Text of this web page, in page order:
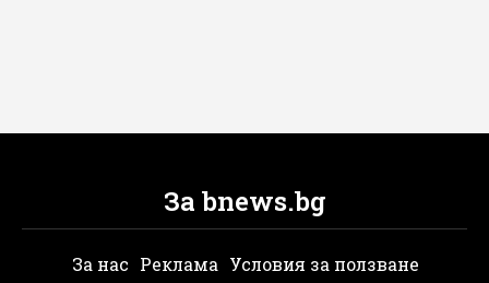
За bnews.bg
За нас Реклама Условия за ползване